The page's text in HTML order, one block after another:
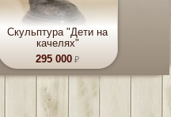
Скульптура "Дети на
качелях"
295 000